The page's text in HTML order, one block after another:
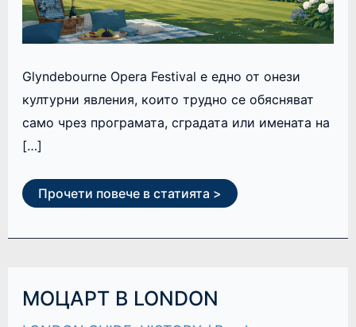
Glyndebourne Opera Festival е едно от онези
културни явления, които трудно се обясняват
само чрез програмата, сградата или имената на
[…]
Прочети повече в статията >
МОЦАРТ В LONDON
МОЦАРТ
В